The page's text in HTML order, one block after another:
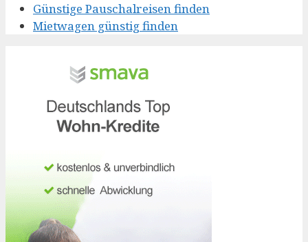
Günstige Pauschalreisen finden
Mietwagen günstig finden